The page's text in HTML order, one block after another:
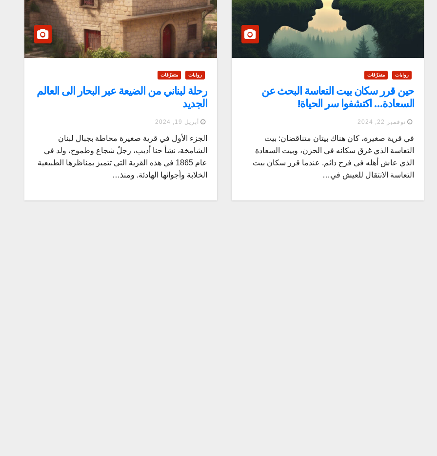
روايات متفرّقات
حين قرر سكان بيت التعاسة البحث عن
السعادة… اكتشفوا سر الحياة!
نوفمبر 22, 2024
في قرية صغيرة، كان هناك بيتان متناقضان: بيت
التعاسة الذي غرق سكانه في الحزن، وبيت السعادة
الذي عاش أهله في فرح دائم. عندما قرر سكان بيت
التعاسة الانتقال للعيش في…
روايات متفرّقات
رحلة لبناني من الضيعة عبر البحار الى العالم
الجديد
أبريل 19, 2024
الجزء الأول في قرية صغيرة محاطة بجبال لبنان
الشامخة، نشأ حنا أديب، رجلٌ شجاع وطموح، ولد في
عام 1865 في هذه القرية التي تتميز بمناظرها الطبيعية
الخلابة وأجوائها الهادئة. ومنذ…